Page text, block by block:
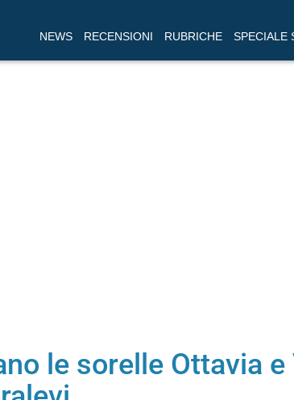
NEWS RECENSIONI RUBRICHE SPECIALE
le sorelle Ottavia e